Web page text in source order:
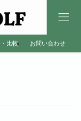
比較 お問い合わせ